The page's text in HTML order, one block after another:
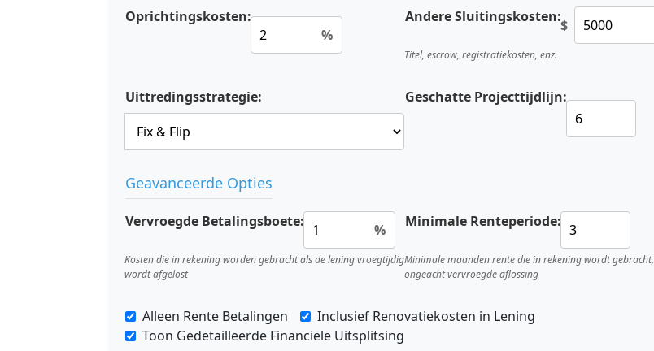
Oprichtingskosten:
%
Andere Sluitingskosten:$
Titel, escrow, registratiekosten, enz.
Uittredingsstrategie: Geschatte Projecttijdlijn:
Geavanceerde Opties
Vervroegde Betalingsboete: %
Kosten die in rekening worden gebracht als de lening vroegtijdig
wordt afgelost
Minimale Renteperiode:
Minimale maanden rente die in rekening wordt gebracht,
ongeacht vervroegde aflossing
Alleen Rente Betalingen
Inclusief Renovatiekosten in Lening
Toon Gedetailleerde Financiële Uitsplitsing